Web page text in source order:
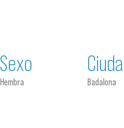
Sexo
Hembra Badalona